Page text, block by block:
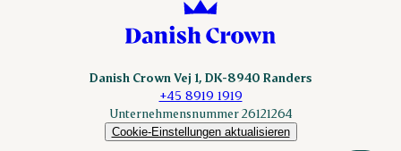
Danish Crown Vej 1, DK-8940 Randers
+45 8919 1919
Unternehmensnummer 26121264
Cookie-Einstellungen aktualisieren